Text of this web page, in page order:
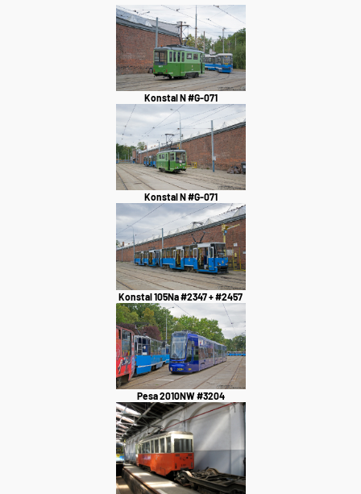
Konstal N #G-071
Konstal N #G-071
Konstal 105Na #2347 + #2457
Pesa 2010NW #3204